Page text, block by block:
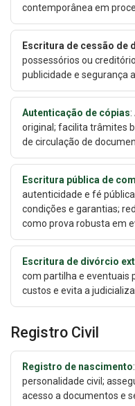
contemporânea em
Escritura de cessão de
possessórios ou
publicidade e segurança
Autenticação de cópias
original; facilita trâmites
de circulação de
Escritura pública de
autenticidade e fé
condições e garantias;
como prova robusta em
Escritura de divórcio
com partilha e eventuais
custos e evita a
Registro Civil
Registro de nascimento
personalidade civil;
acesso a documentos e